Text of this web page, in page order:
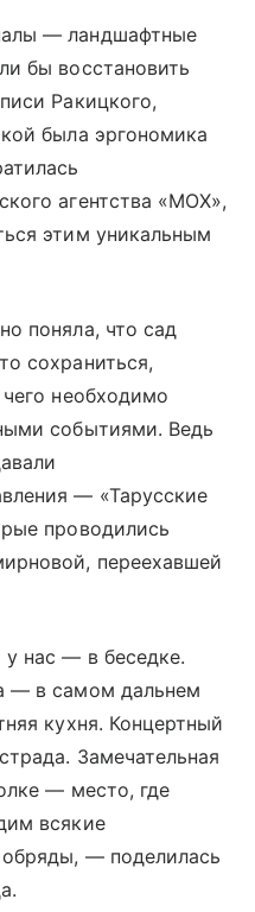
— ландшафтные
бы восстановить
Ракицкого,
была эргономика
агентства «МОХ»,
этим уникальным
поняла, что сад
сохраниться,
необходимо
событиями. Ведь
— «Тарусские
проводились
переехавшей
нас — в беседке.
— в самом дальнем
кухня. Концертный
Замечательная
— место, где
всякие
— поделилась